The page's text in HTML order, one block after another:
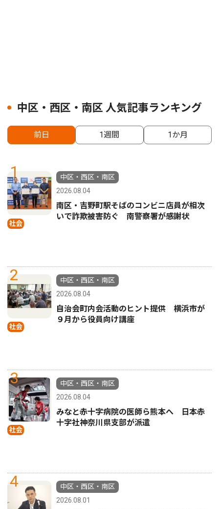
中区・西区・南区 人気記事ランキング
前日 1週間 1か月
1
社会
中区・西区・南区
2026.08.04
南区・吉野町駅そばのコンビニ店員が相次
いで詐欺被害防ぐ 南警察署が感謝状
2
社会
中区・西区・南区
2026.08.04
自治会町内会活動のヒント提供 横浜市が
９月から役員向け講座
3
社会
中区・西区・南区
2026.08.04
みなと赤十字病院の医師ら熊本へ 日本赤
十字社神奈川県支部が派遣
4
中区・西区・南区
2026.08.01